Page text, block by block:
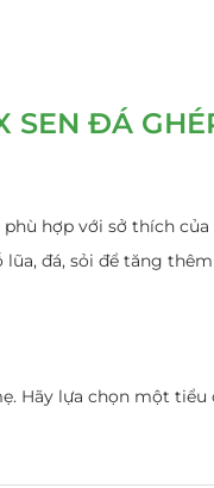
SEN ĐÁ
hợp với sở thích của
đá, sỏi để tăng thêm
Hãy lựa chọn một